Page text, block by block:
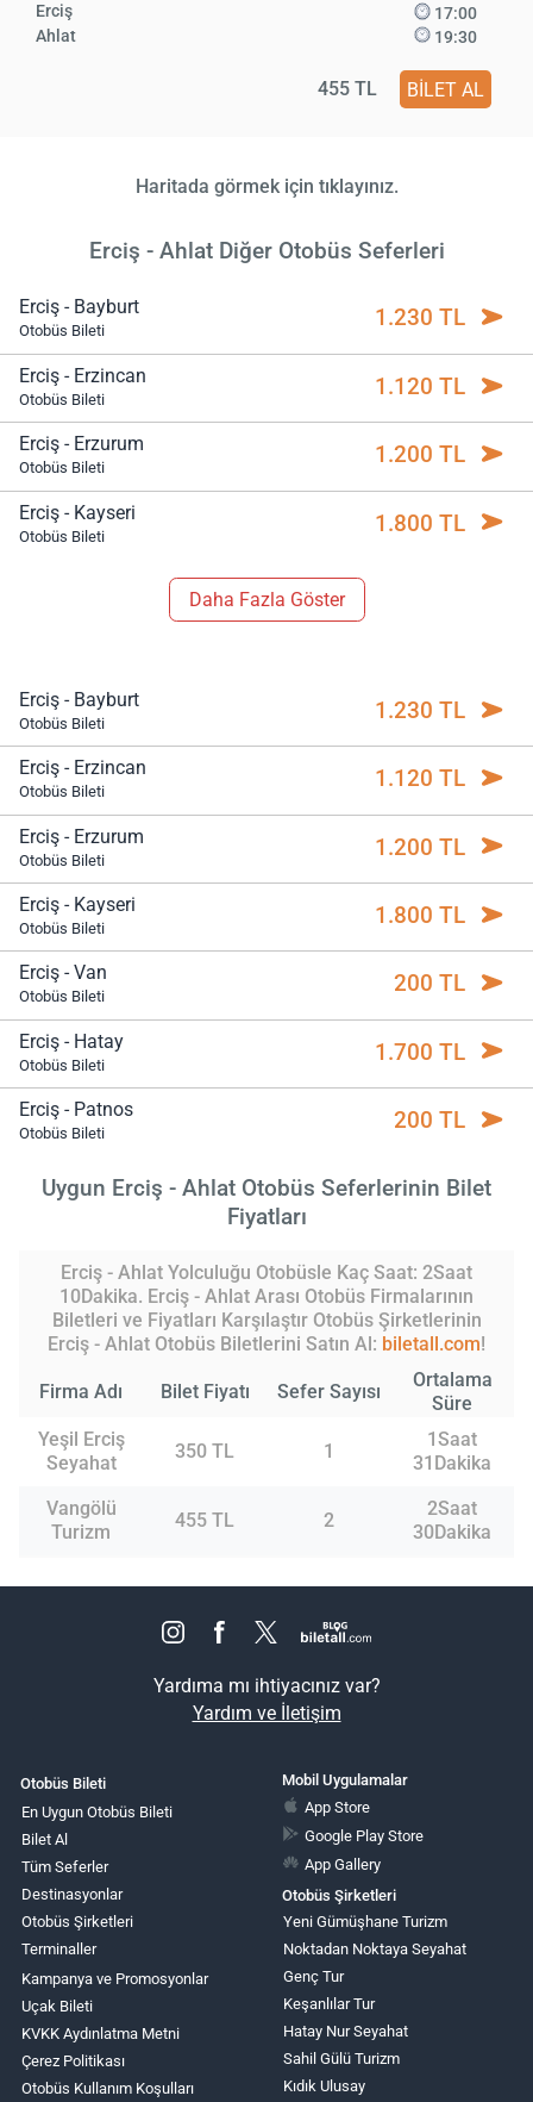
Erciş
Ahlat
17:00
19:30
455 TL BİLET AL
Haritada görmek için tıklayınız.
Erciş - Ahlat Diğer Otobüs Seferleri
Erciş - Bayburt
Otobüs Bileti 1.230 TL
Erciş - Erzincan
Otobüs Bileti 1.120 TL
Erciş - Erzurum
Otobüs Bileti 1.200 TL
Erciş - Kayseri
Otobüs Bileti 1.800 TL
Daha Fazla Göster
Erciş - Bayburt
Otobüs Bileti 1.230 TL
Erciş - Erzincan
Otobüs Bileti 1.120 TL
Erciş - Erzurum
Otobüs Bileti 1.200 TL
Erciş - Kayseri
Otobüs Bileti 1.800 TL
Erciş - Van
Otobüs Bileti 200 TL
Erciş - Hatay
Otobüs Bileti 1.700 TL
Erciş - Patnos
Otobüs Bileti 200 TL
Uygun Erciş - Ahlat Otobüs Seferlerinin Bilet
Fiyatları
Erciş - Ahlat Yolculuğu Otobüsle Kaç Saat: 2Saat
10Dakika. Erciş - Ahlat Arası Otobüs Firmalarının
Biletleri ve Fiyatları Karşılaştır Otobüs Şirketlerinin
Erciş - Ahlat Otobüs Biletlerini Satın Al: biletall.com!
Firma Adı Bilet Fiyatı Sefer Sayısı
Ortalama
Süre
Yeşil Erciş
Seyahat
350 TL 1
1Saat
31Dakika
Vangölü
Turizm
455 TL 2
2Saat
30Dakika
Yardıma mı ihtiyacınız var?
Yardım ve İletişim
Otobüs Bileti
En Uygun Otobüs Bileti
Bilet Al
Tüm Seferler
Destinasyonlar
Otobüs Şirketleri
Terminaller
Kampanya ve Promosyonlar
Uçak Bileti
KVKK Aydınlatma Metni
Çerez Politikası
Otobüs Kullanım Koşulları
Mobil Uygulamalar
App Store
Google Play Store
App Gallery
Otobüs Şirketleri
Yeni Gümüşhane Turizm
Noktadan Noktaya Seyahat
Genç Tur
Keşanlılar Tur
Hatay Nur Seyahat
Sahil Gülü Turizm
Kıdık Ulusay